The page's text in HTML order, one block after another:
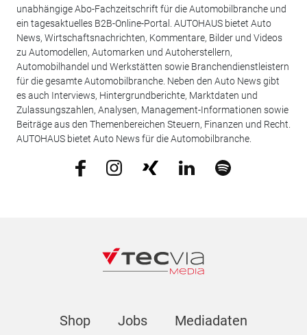
unabhängige Abo-Fachzeitschrift für die Automobilbranche und
ein tagesaktuelles B2B-Online-Portal. AUTOHAUS bietet Auto
News, Wirtschaftsnachrichten, Kommentare, Bilder und Videos
zu Automodellen, Automarken und Autoherstellern,
Automobilhandel und Werkstätten sowie Branchendienstleistern
für die gesamte Automobilbranche. Neben den Auto News gibt
es auch Interviews, Hintergrundberichte, Marktdaten und
Zulassungszahlen, Analysen, Management-Informationen sowie
Beiträge aus den Themenbereichen Steuern, Finanzen und Recht.
AUTOHAUS bietet Auto News für die Automobilbranche.
Shop Jobs Mediadaten